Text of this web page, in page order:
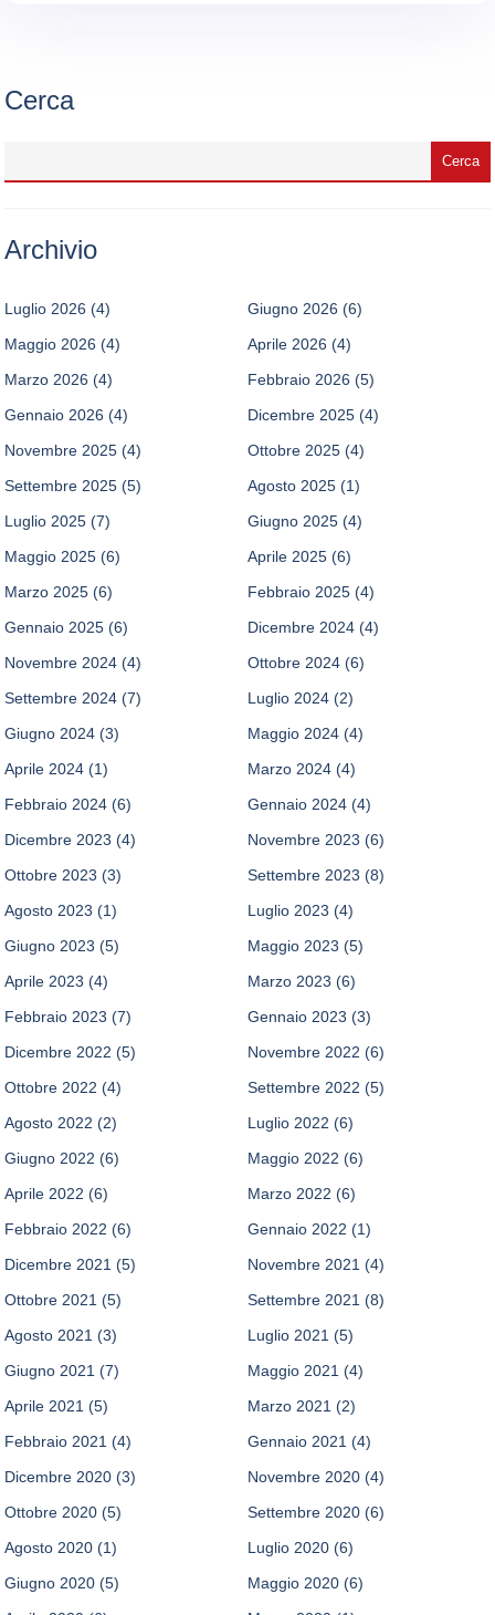
Cerca
Archivio
Luglio 2026 (4) Giugno 2026 (6)
Maggio 2026 (4) Aprile 2026 (4)
Marzo 2026 (4) Febbraio 2026 (5)
Gennaio 2026 (4) Dicembre 2025 (4)
Novembre 2025 (4) Ottobre 2025 (4)
Settembre 2025 (5) Agosto 2025 (1)
Luglio 2025 (7) Giugno 2025 (4)
Maggio 2025 (6) Aprile 2025 (6)
Marzo 2025 (6) Febbraio 2025 (4)
Gennaio 2025 (6) Dicembre 2024 (4)
Novembre 2024 (4) Ottobre 2024 (6)
Settembre 2024 (7) Luglio 2024 (2)
Giugno 2024 (3) Maggio 2024 (4)
Aprile 2024 (1) Marzo 2024 (4)
Febbraio 2024 (6) Gennaio 2024 (4)
Dicembre 2023 (4) Novembre 2023 (6)
Ottobre 2023 (3) Settembre 2023 (8)
Agosto 2023 (1) Luglio 2023 (4)
Giugno 2023 (5) Maggio 2023 (5)
Aprile 2023 (4) Marzo 2023 (6)
Febbraio 2023 (7) Gennaio 2023 (3)
Dicembre 2022 (5) Novembre 2022 (6)
Ottobre 2022 (4) Settembre 2022 (5)
Agosto 2022 (2) Luglio 2022 (6)
Giugno 2022 (6) Maggio 2022 (6)
Aprile 2022 (6) Marzo 2022 (6)
Febbraio 2022 (6) Gennaio 2022 (1)
Dicembre 2021 (5) Novembre 2021 (4)
Ottobre 2021 (5) Settembre 2021 (8)
Agosto 2021 (3) Luglio 2021 (5)
Giugno 2021 (7) Maggio 2021 (4)
Aprile 2021 (5) Marzo 2021 (2)
Febbraio 2021 (4) Gennaio 2021 (4)
Dicembre 2020 (3) Novembre 2020 (4)
Ottobre 2020 (5) Settembre 2020 (6)
Agosto 2020 (1) Luglio 2020 (6)
Giugno 2020 (5) Maggio 2020 (6)